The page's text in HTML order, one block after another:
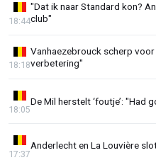
"Dat ik naar Standard kon?
club"
18:44
Vanhaezebrouck scherp
verbetering"
18:18
De Mil herstelt ‘foutje’: "Had
18:05
Anderlecht en La Louvière
17:37